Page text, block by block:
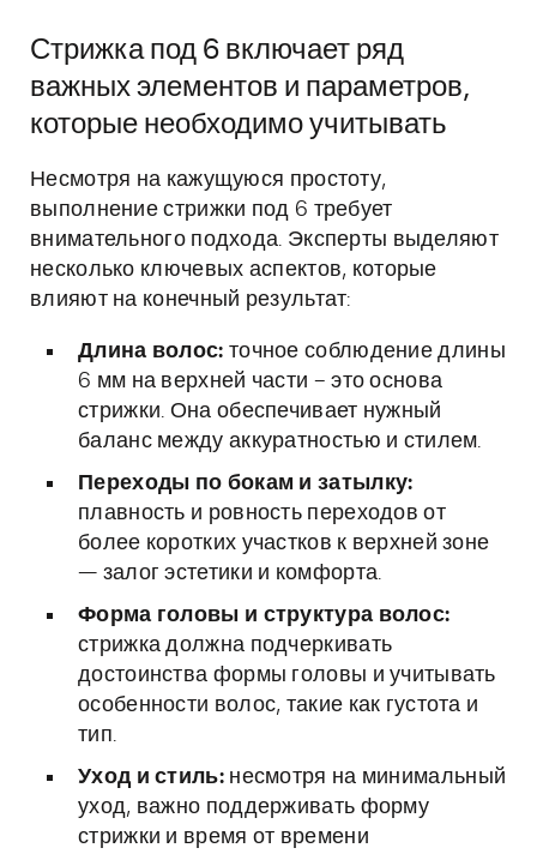
Стрижка под 6 включает ряд
важных элементов и параметров,
которые необходимо учитывать
Несмотря на кажущуюся простоту,
выполнение стрижки под 6 требует
внимательного подхода. Эксперты выделяют
несколько ключевых аспектов, которые
влияют на конечный результат:
Длина волос: точное соблюдение длины
6 мм на верхней части – это основа
стрижки. Она обеспечивает нужный
баланс между аккуратностью и стилем.
Переходы по бокам и затылку:
плавность и ровность переходов от
более коротких участков к верхней зоне
— залог эстетики и комфорта.
Форма головы и структура волос:
стрижка должна подчеркивать
достоинства формы головы и учитывать
особенности волос, такие как густота и
тип.
Уход и стиль:несмотря на минимальный
уход, важно поддерживать форму
стрижки и время от времени